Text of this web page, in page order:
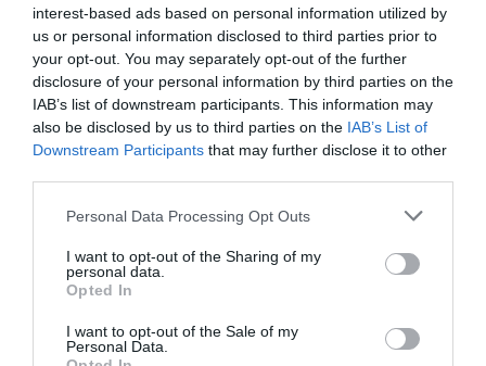
interest-based ads based on personal information utilized by
us or personal information disclosed to third parties prior to
your opt-out. You may separately opt-out of the further
disclosure of your personal information by third parties on the
IAB’s list of downstream participants. This information may
also be disclosed by us to third parties on the IAB’s List of
Downstream Participants that may further disclose it to other
Please note that this website/app uses one or more Google
not limited to your visit or usage behaviour. You may click to
grant or deny consent to Google and its third-party tags to
use your data for below specified purposes in below Google
consent section.
Personal Data Processing Opt Outs
I want to opt-out of the Sharing of my
personal data.
Opted In
I want to opt-out of the Sale of my
Personal Data.
Γλαύκωμα: Τα συμπτώματα
που δεν πρέπει να αγνοείτε
γλαύκωμα Νέα